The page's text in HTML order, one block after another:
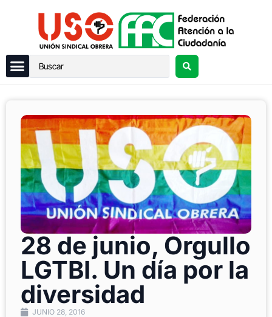
28 de junio, Orgullo
LGTBI. Un día por la
diversidad
JUNIO 28, 2016